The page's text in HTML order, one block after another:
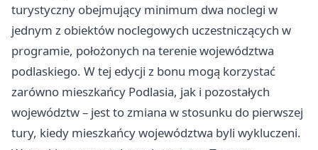
turystyczny obejmujący minimum dwa noclegi w
jednym z obiektów noclegowych uczestniczących w
programie, położonych na terenie województwa
podlaskiego. W tej edycji z bonu mogą korzystać
zarówno mieszkańcy Podlasia, jak i pozostałych
województw – jest to zmiana w stosunku do pierwszej
tury, kiedy mieszkańcy województwa byli wykluczeni.